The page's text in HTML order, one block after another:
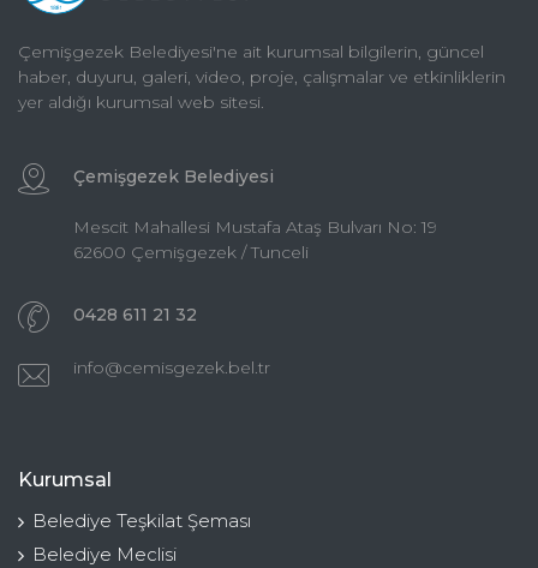
Çemişgezek Belediyesi'ne ait kurumsal bilgilerin, güncel
haber, duyuru, galeri, video, proje, çalışmalar ve etkinliklerin
yer aldığı kurumsal web sitesi.
Çemişgezek Belediyesi
Mescit Mahallesi Mustafa Ataş Bulvarı No: 19
62600 Çemişgezek / Tunceli
0428 611 21 32
info@cemisgezek.bel.tr
Kurumsal
Belediye Teşkilat Şeması
Belediye Meclisi